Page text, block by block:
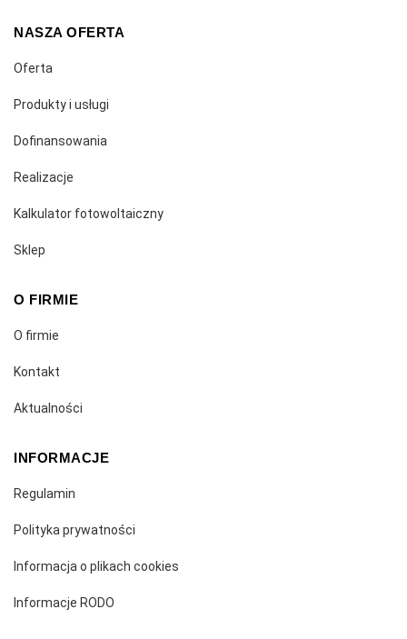
NASZA OFERTA
Oferta
Produkty i usługi
Dofinansowania
Realizacje
Kalkulator fotowoltaiczny
Sklep
O FIRMIE
O firmie
Kontakt
Aktualności
INFORMACJE
Regulamin
Polityka prywatności
Informacja o plikach cookies
Informacje RODO